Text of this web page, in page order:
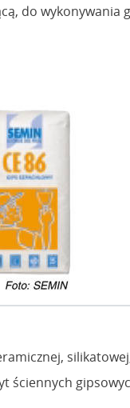
do wykonywania
ściennych